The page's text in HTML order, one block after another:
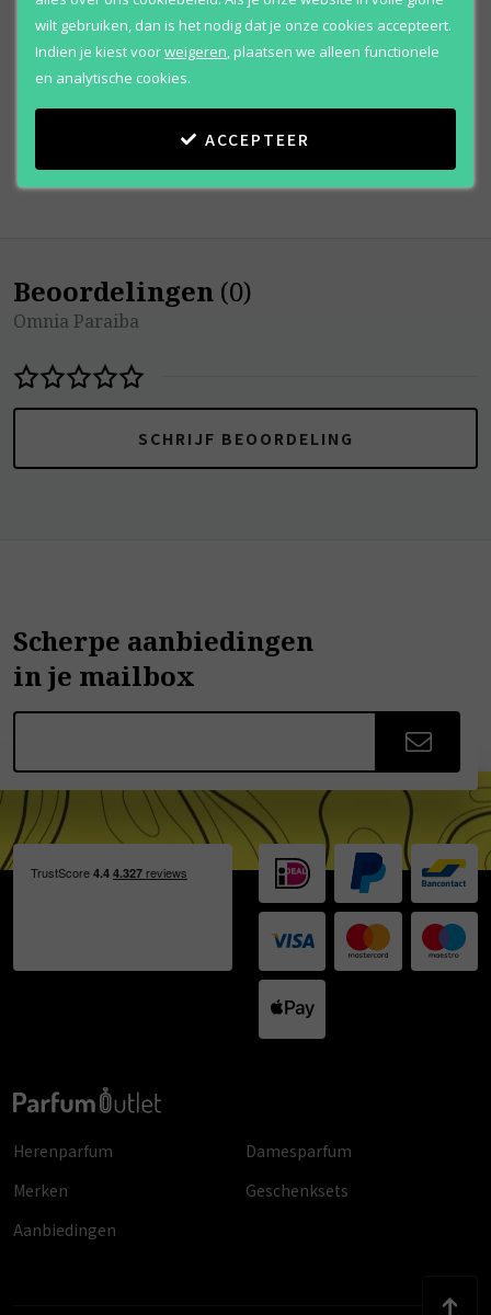
Omnia Paraiba
Shower gel
€ 51,95
Beoordelingen (0)
Omnia Paraiba
SCHRIJF BEOORDELING
Scherpe aanbiedingen
in je mailbox
Herenparfum
Damesparfum
Merken
Geschenksets
Aanbiedingen
wilt gebruiken, dan is het nodig dat je onze cookies accepteert.
Indien je kiest voorweigeren plaatsen we alleen functionele
en analytische cookies.
ACCEPTEER